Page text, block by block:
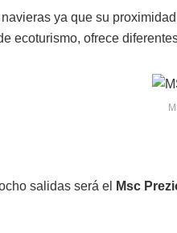
ya que su
ecoturismo, ofrece
salidas será el Msc